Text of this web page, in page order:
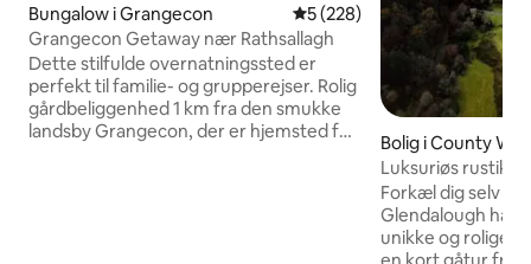
Bungalow i Grangecon 5 ud af 5 i gennemsnitlig
5 (228)
Grangecon Getaway nær Rathsallagh
Dette stilfulde overnatningssted er
perfekt til familie- og grupperejser. Rolig
gårdbeliggenhed 1 km fra den smukke
landsby Grangecon, der er hjemsted for
Bolig i County
Luksuriøs rustikt
Glendalough
Forkæl dig selv
Glendalough har
unikke og rolige